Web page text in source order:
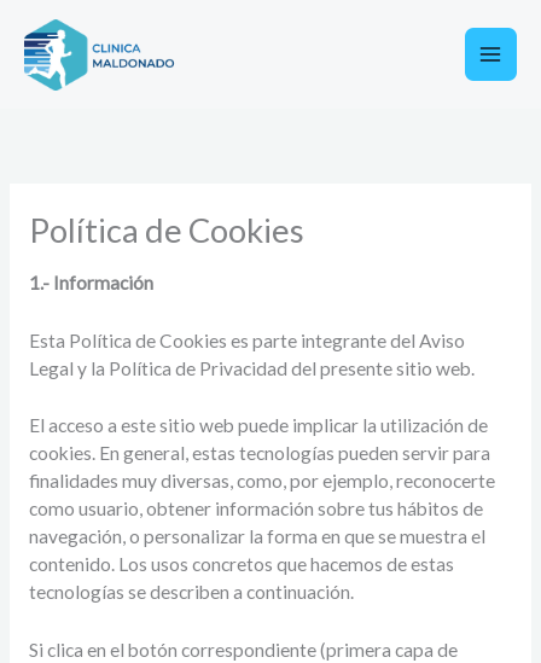
contenido
Política de Cookies
1.- Información
Esta Política de Cookies es parte integrante del Aviso
Legal y la Política de Privacidad del presente sitio web.
El acceso a este sitio web puede implicar la utilización de
cookies. En general, estas tecnologías pueden servir para
finalidades muy diversas, como, por ejemplo, reconocerte
como usuario, obtener información sobre tus hábitos de
navegación, o personalizar la forma en que se muestra el
contenido. Los usos concretos que hacemos de estas
tecnologías se describen a continuación.
Si clica en el botón correspondiente (primera capa de